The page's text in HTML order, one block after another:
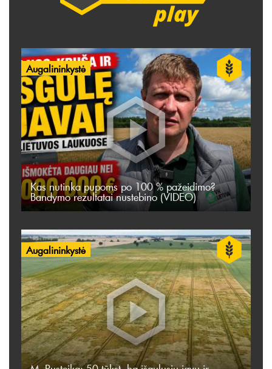
Augalininkystė
Kas nutinka pupoms po 100 % pažeidimo?
Bandymo rezultatai nustebino (VIDEO)
Augalininkystė